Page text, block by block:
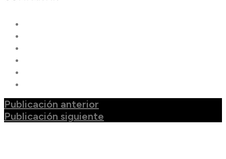
Publicación anterior
Publicación siguiente